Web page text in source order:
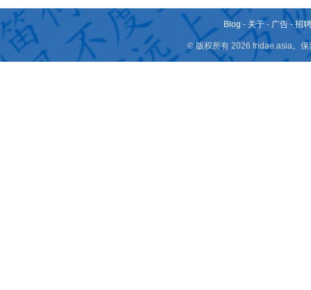
Blog - 关于 - 广告 -招
© 版权所有 2026 fridae.asia。